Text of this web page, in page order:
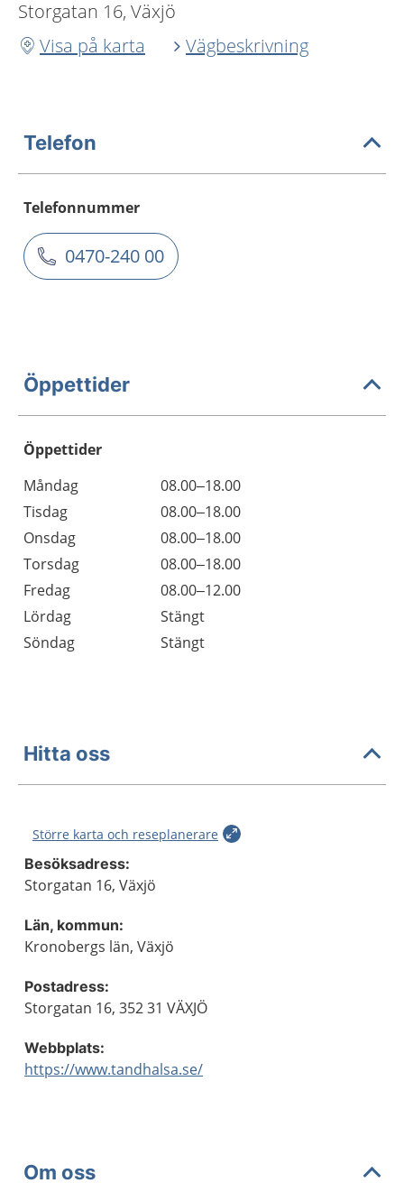
Storgatan 16, Växjö
Visa på karta
Vägbeskrivning
Telefon
Telefonnummer
0470-240 00
Öppettider
Öppettider
Dag
Öppettider
Kommentarer
Måndag
08.00–18.00
Tisdag
08.00–18.00
Onsdag
08.00–18.00
Torsdag
08.00–18.00
Fredag
08.00–12.00
Lördag
Stängt
Söndag
Stängt
Hitta oss
Större karta och reseplanerare
Besöksadress:
Storgatan 16, Växjö
Län, kommun:
Kronobergs län, Växjö
Postadress:
Storgatan 16, 352 31 VÄXJÖ
Webbplats:
https://www.tandhalsa.se/
Om oss